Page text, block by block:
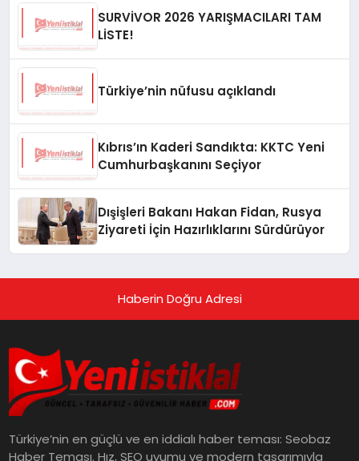
SURVİVOR 2026 YARIŞMACILARI TAM
LİSTE!
Türkiye’nin nüfusu açıklandı
Kıbrıs’ın Kaderi Sandıkta: KKTC Yeni
Cumhurbaşkanını Seçiyor
Dışişleri Bakanı Hakan Fidan, Rusya
Ziyareti İçin Hazırlıklarını Sürdürüyor
Haberin Doğru Adresi
Türkiye’nin en güçlü ve en iddialı haber teması: Seobaz
Haber Teması. Hız, SEO uyumu ve modern tasarımıyla